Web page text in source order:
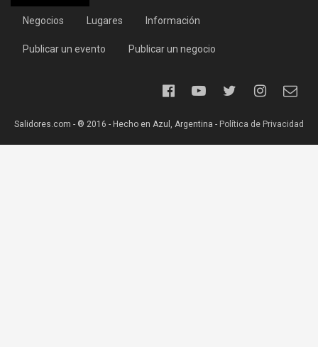
Negocios Lugares Información
Publicar un evento Publicar un negocio
Salidores.com - ® 2016 - Hecho en Azul, Argentina - Política de Privacidad